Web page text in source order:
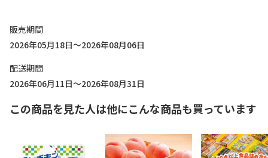
販売期間
2026年05月18日～2026年08月06日
配送期間
2026年06月11日～2026年08月31日
この商品を見た人は他にこんな商品も買っています